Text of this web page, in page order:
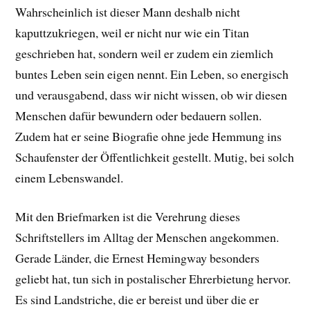
Wahrscheinlich ist dieser Mann deshalb nicht
kaputtzukriegen, weil er nicht nur wie ein Titan
geschrieben hat, sondern weil er zudem ein ziemlich
buntes Leben sein eigen nennt. Ein Leben, so energisch
und verausgabend, dass wir nicht wissen, ob wir diesen
Menschen dafür bewundern oder bedauern sollen.
Zudem hat er seine Biografie ohne jede Hemmung ins
Schaufenster der Öffentlichkeit gestellt. Mutig, bei solch
einem Lebenswandel.
Mit den Briefmarken ist die Verehrung dieses
Schriftstellers im Alltag der Menschen angekommen.
Gerade Länder, die Ernest Hemingway besonders
geliebt hat, tun sich in postalischer Ehrerbietung hervor.
Es sind Landstriche, die er bereist und über die er